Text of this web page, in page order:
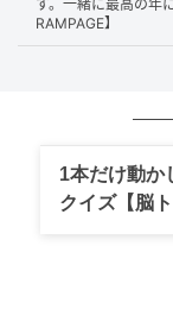
点が上がるのか
M：彩るエリア
切。“入れてま
可愛いです。
N：メイクルー
す。一緒に最高の年
RAMPAGE】
1本だけ動か
クイズ【脳ト